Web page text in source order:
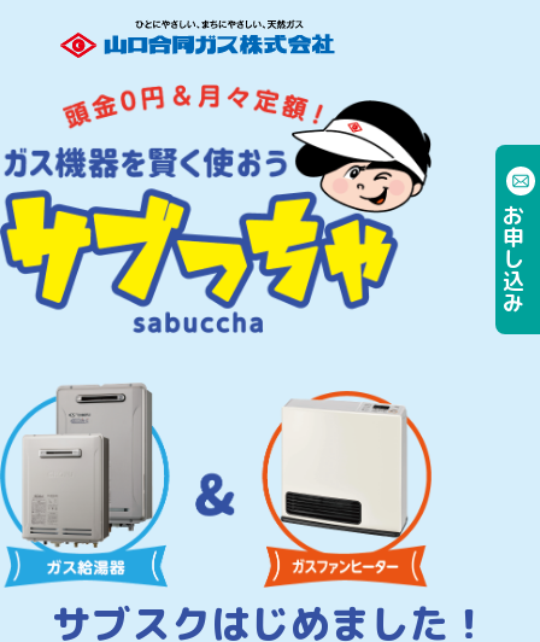
お申し込み
サブっちゃ｜頭金0円＆月々定額のガス機器サブスク｜山口合同ガ
サブスクはじめました！